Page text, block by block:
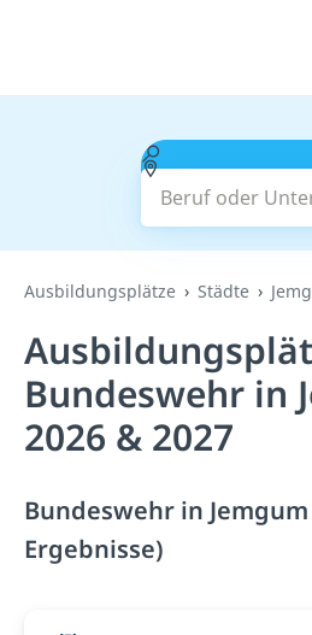
Beruf oder
Ausbildungsplätze Städte
Bundeswehr in
2026 & 2027
Bundeswehr in Jemgum
Ergebnisse)